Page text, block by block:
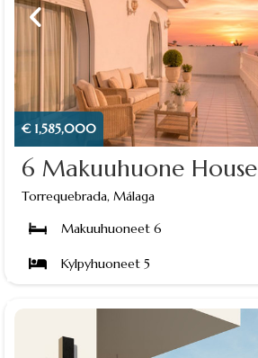
€ 1,585,000
6 Makuuhuone House
Torrequebrada, Málaga
Makuuhuoneet 6
Kylpyhuoneet 5